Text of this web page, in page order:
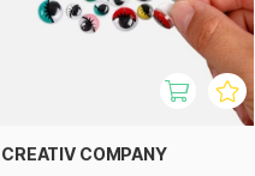
CREATIV COMPANY